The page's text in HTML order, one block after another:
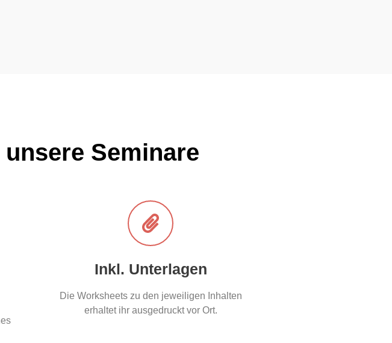
Seminare
Inkl. Unterlagen
Die Worksheets zu den jeweiligen Inhalten
erhaltet ihr ausgedruckt vor Ort.